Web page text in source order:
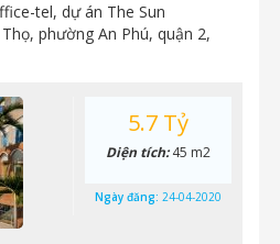
tel, dự án The Sun
phường An Phú, quận 2,
5.7 Tỷ
Diện tích:45 m2
Ngày đăng: 24-04-2020